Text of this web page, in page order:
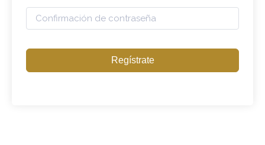
Regístrate